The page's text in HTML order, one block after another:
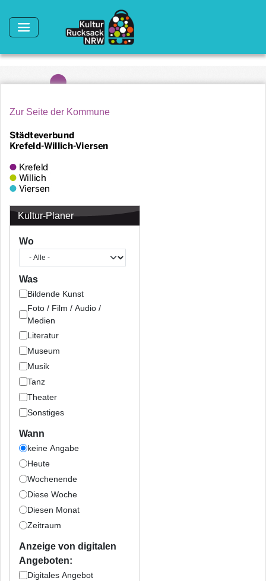
Zur Seite der Kommune
Kultur-Planer
Wo
Was
Bildende Kunst
Foto / Film / Audio /
Medien
Literatur
Museum
Musik
Tanz
Theater
Sonstiges
Wann
keine Angabe
Heute
Wochenende
Diese Woche
Diesen Monat
Zeitraum
Anzeige von digitalen
Angeboten:
Digitales Angebot